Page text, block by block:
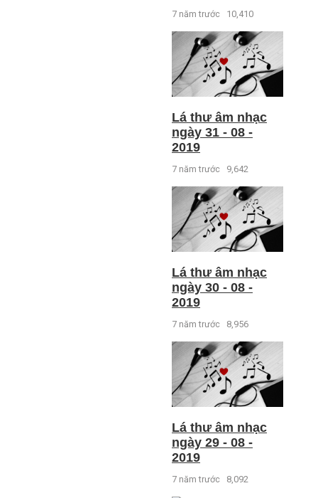
7 năm trước 10,410
Lá thư âm nhạc
ngày 31 - 08 -
2019
7 năm trước 9,642
Lá thư âm nhạc
ngày 30 - 08 -
2019
7 năm trước 8,956
Lá thư âm nhạc
ngày 29 - 08 -
2019
7 năm trước 8,092